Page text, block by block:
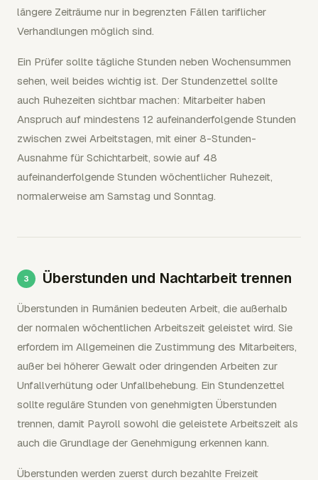
längere Zeiträume nur in begrenzten Fällen tariflicher
Verhandlungen möglich sind.
Ein Prüfer sollte tägliche Stunden neben Wochensummen
sehen, weil beides wichtig ist. Der Stundenzettel sollte
auch Ruhezeiten sichtbar machen: Mitarbeiter haben
Anspruch auf mindestens 12 aufeinanderfolgende Stunden
zwischen zwei Arbeitstagen, mit einer 8-Stunden-
Ausnahme für Schichtarbeit, sowie auf 48
aufeinanderfolgende Stunden wöchentlicher Ruhezeit,
normalerweise am Samstag und Sonntag.
Überstunden und Nachtarbeit trennen
Überstunden in Rumänien bedeuten Arbeit, die außerhalb
der normalen wöchentlichen Arbeitszeit geleistet wird. Sie
erfordern im Allgemeinen die Zustimmung des Mitarbeiters,
außer bei höherer Gewalt oder dringenden Arbeiten zur
Unfallverhütung oder Unfallbehebung. Ein Stundenzettel
sollte reguläre Stunden von genehmigten Überstunden
trennen, damit Payroll sowohl die geleistete Arbeitszeit als
auch die Grundlage der Genehmigung erkennen kann.
Überstunden werden zuerst durch bezahlte Freizeit